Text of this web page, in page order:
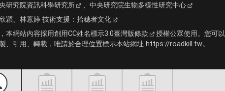
研究院資訊科學研究所 、 中央研究院生物多樣性研究中心
穎、林薏婷 技術支援： 拾穗者文化
本網站內容採用創用CC姓名標示3.0臺灣版條款
授權公眾使用。您可以
、引用、轉載，唯請於合理位置標示本站網址 https://roadkill.tw。